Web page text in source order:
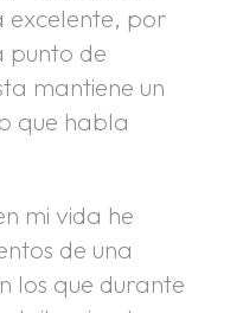
excelente, por
punto de
mantiene un
que habla
mi vida he
de una
los que durante